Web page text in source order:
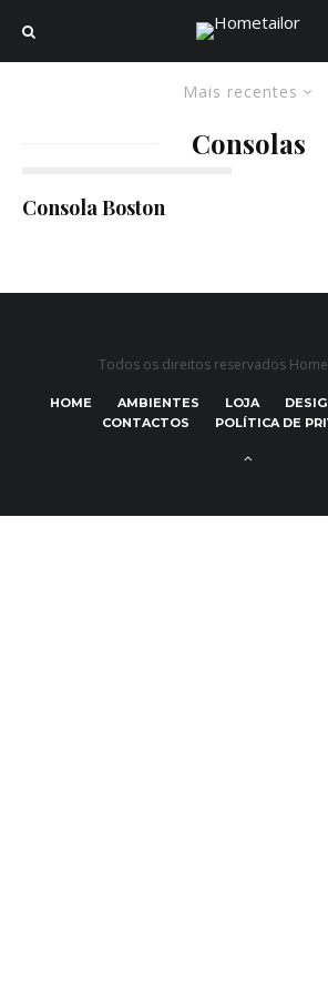
Mais recentes
Consolas
Consola Boston
Todos os direitos reservados
HOME AMBIENTES LOJA
CONTACTOS
POLÍTICA DE